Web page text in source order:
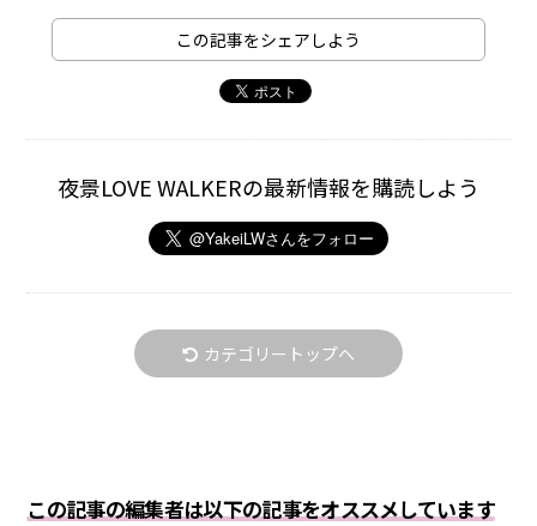
この記事をシェアしよう
夜景LOVE WALKERの最新情報を購読しよう
カテゴリートップへ
この記事の編集者は以下の記事をオススメしています